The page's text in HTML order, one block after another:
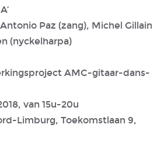
Paz (zang), Michel Gillain
(nyckelharpa)
AMC-gitaar-dans-
van 15u-20u
Limburg, Toekomstlaan 9,